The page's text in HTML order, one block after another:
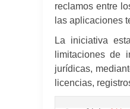
reclamos entre
las aplicaciones
La iniciativa
limitaciones de
jurídicas,
licencias,